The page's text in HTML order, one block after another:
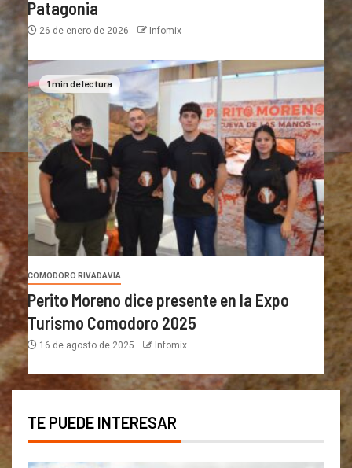
Patagonia
26 de enero de 2026 Infomix
1 min de lectura
COMODORO RIVADAVIA
Perito Moreno dice presente en la Expo
Turismo Comodoro 2025
16 de agosto de 2025 Infomix
TE PUEDE INTERESAR